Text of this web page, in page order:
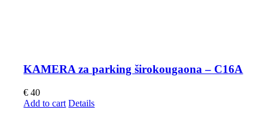
KAMERA za parking širokougaona – C16A
€ 40
Add to cart Details